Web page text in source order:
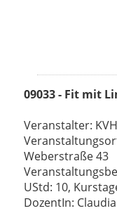
09033 - Fit mit
Veranstalter:
Weberstraße 43
UStd: 10,
DozentIn: